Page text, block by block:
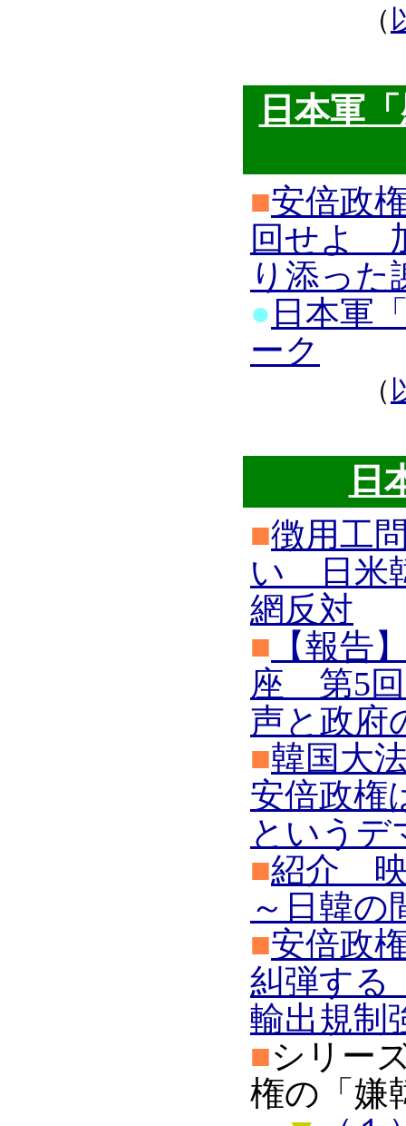
（
日本軍
■安倍政
回せよ
り添った
● 日本軍
ーク
（
日
■徴用工
い 日米
網反対
■ 【報告
座 第5
声と政府
■韓国大
安倍政権
というデ
■紹介 映
～日韓の
■安倍政
糾弾する
輸出規制
■シリー
権の「嫌